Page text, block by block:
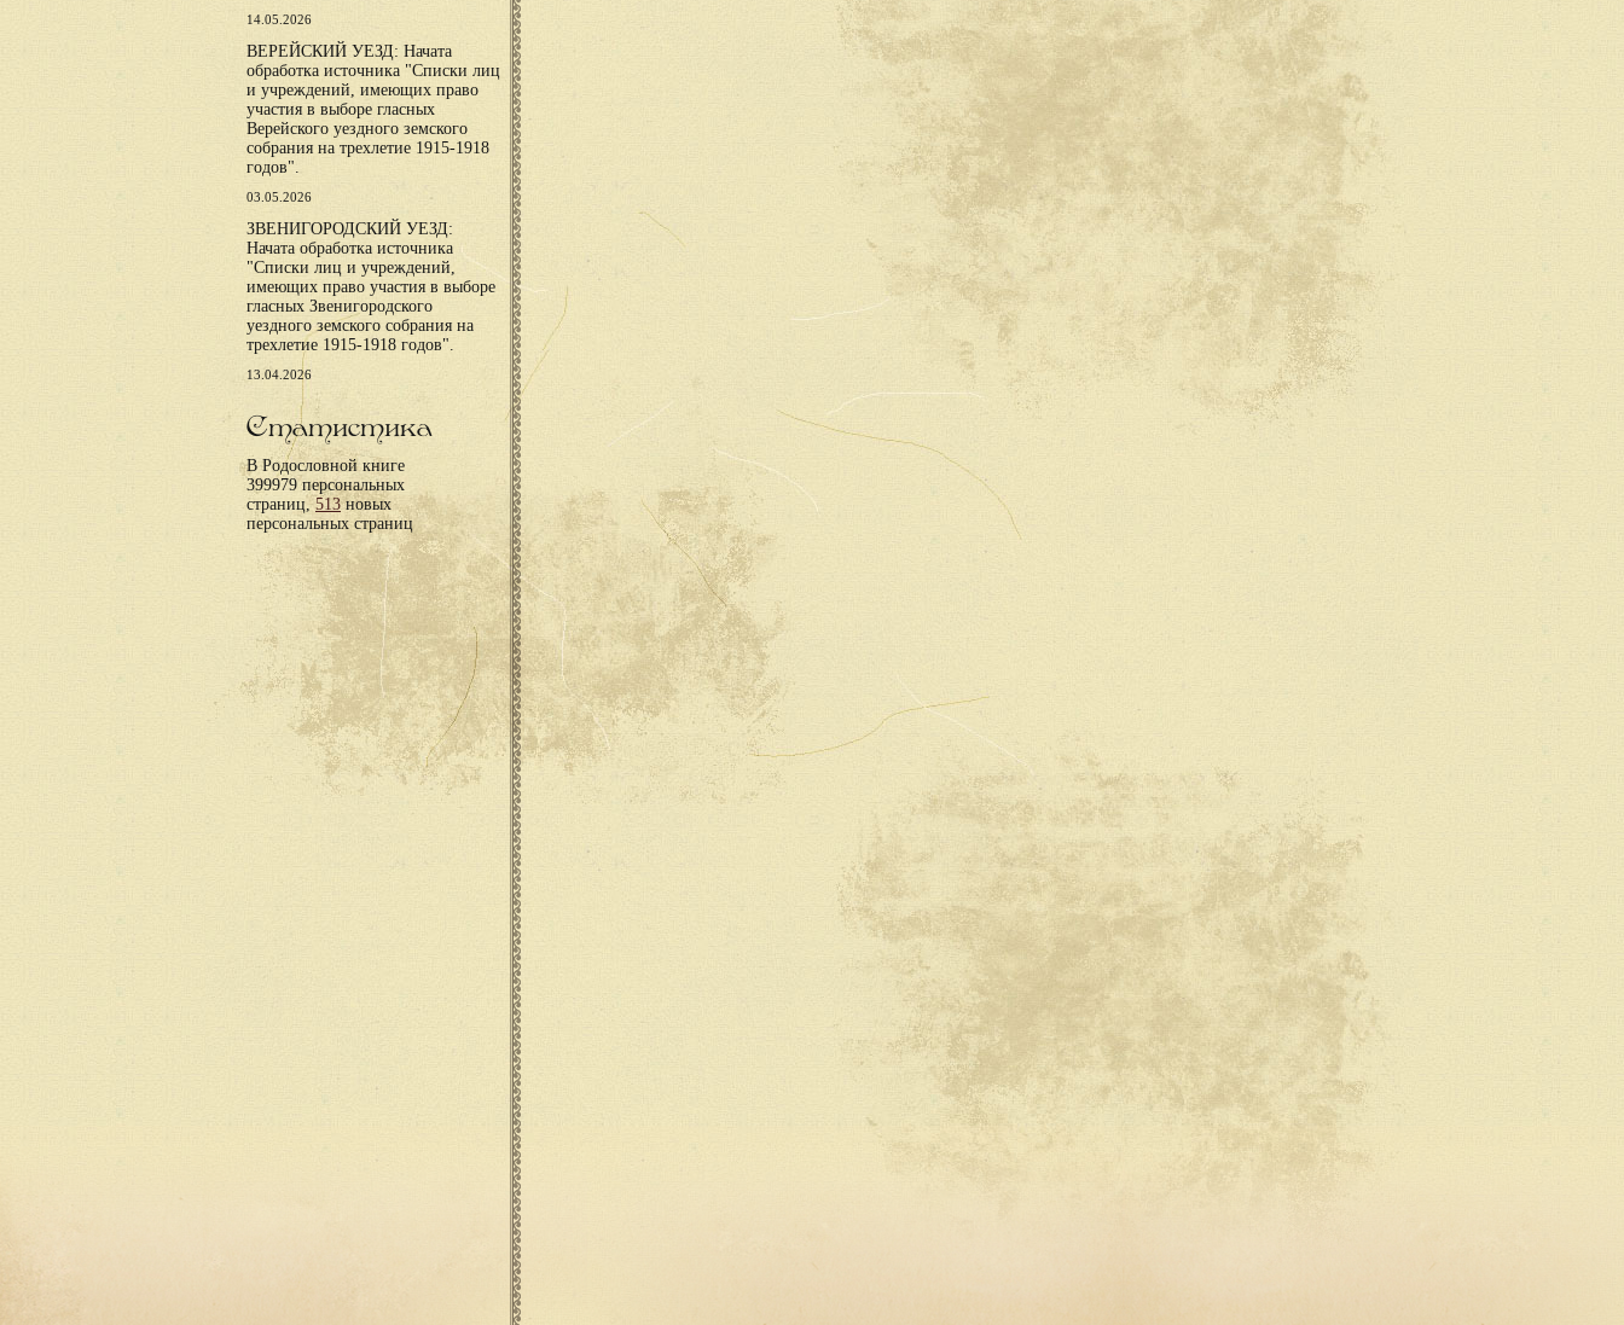
14.05.2026
ВЕРЕЙСКИЙ УЕЗД: Начата
обработка источника "Списки лиц
и учреждений, имеющих право
участия в выборе гласных
Верейского уездного земского
собрания на трехлетие 1915-1918
годов".
03.05.2026
ЗВЕНИГОРОДСКИЙ УЕЗД:
Начата обработка источника
"Списки лиц и учреждений,
имеющих право участия в выборе
гласных Звенигородского
уездного земского собрания на
трехлетие 1915-1918 годов".
13.04.2026
Статистика
В Родословной книге
399979 персональных
страниц,513новых
персональных страниц